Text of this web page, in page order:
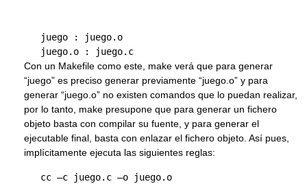
   juego : juego.o
Con un Makefile como este, make verá que para generar
“juego” es preciso generar previamente “juego.o” y para
generar “juego.o” no existen comandos que lo puedan realizar,
por lo tanto, make presupone que para generar un fichero
objeto basta con compilar su fuente, y para generar el
ejecutable final, basta con enlazar el fichero objeto. Así pues,
implícitamente ejecuta las siguientes reglas:
   cc –c juego.c –o juego.o